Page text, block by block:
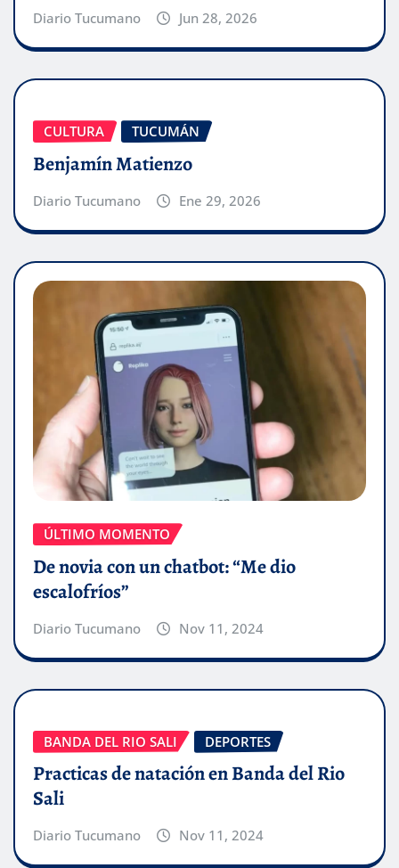
Diario Tucumano Jun 28, 2026
CULTURA TUCUMÁN
Benjamín Matienzo
Diario Tucumano Ene 29, 2026
ÚLTIMO MOMENTO
De novia con un chatbot: “Me dio
escalofríos”
Diario Tucumano Nov 11, 2024
BANDA DEL RIO SALI DEPORTES
Practicas de natación en Banda del Rio
Sali
Diario Tucumano Nov 11, 2024